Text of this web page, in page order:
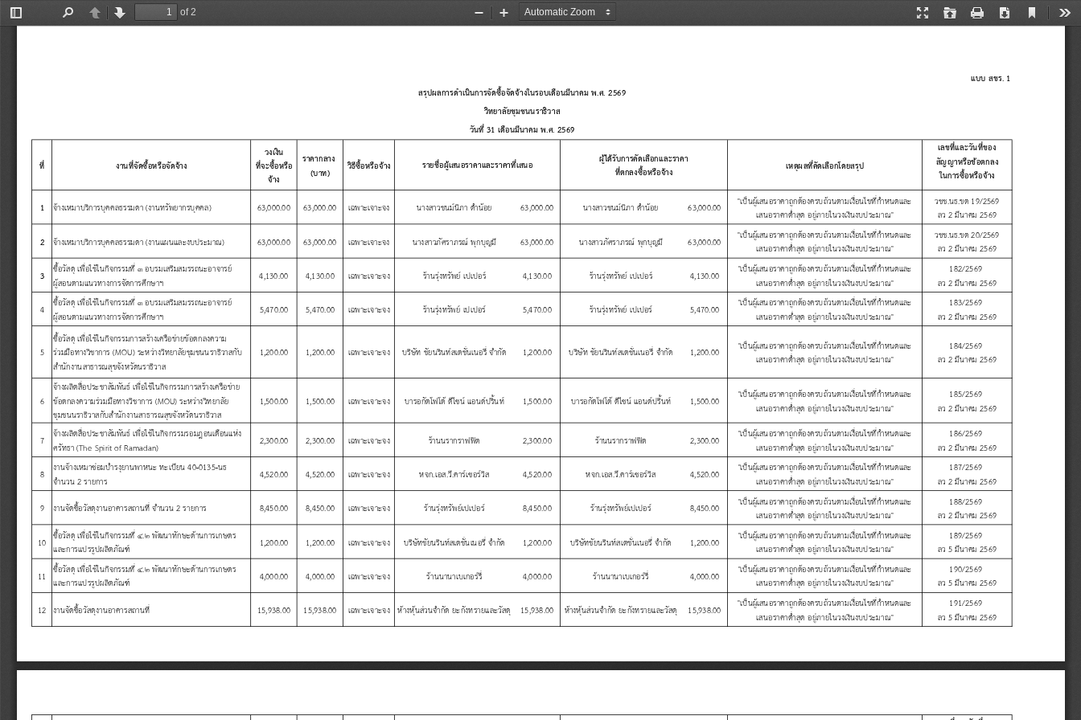
Toggle
PreviousNext
of 2
Presentation
Open Print Download
Current
Zoom
Zoom
แบบ สขร . 1
ท งานทจดซอหรอจดจาง
วงเงน
ทจะซอหรอ
จาง
ราคากลาง
(บาท)
วธซอหรอจาง เหตผลทคดเลอกโดยสรป
เลขทและวนทของ
สญญาหรอขอตกลง
ในการซอหรอจาง
1 จางเหมาบรการบคคลธรรมดา (งานทรพยากรบคคล) 63,000.00 63,000.00 เฉพาะเจาะจง  นางสาวชนมนภา ดานอย 63,000.00 นางสาวชนมนภา ดานอย 63,000.00
"เปนผเสนอราคาถกตองครบถวนตามเงอนไขทกาหนดและ
เสนอราคาตาสด อยภายในวงเงนงบประมาณ"
วชช.นธ.ขต 19/2569
ลว 2 มนาคม 2569
2 จางเหมาบรการบคคลธรรมดา (งานแผนและงบประมาณ) 63,000.00 63,000.00 เฉพาะเจาะจง  นางสาวภศราภรณ พกบญม 63,000.00 นางสาวภศราภรณ พกบญม 63,000.00
"เปนผเสนอราคาถกตองครบถวนตามเงอนไขทกาหนดและ
เสนอราคาตาสด อยภายในวงเงนงบประมาณ"
วชช.นธ.ขต 20/2569
ลว 2 มนาคม 2569
3
ซอวสด เพอใชในกจกรรมท ๓อบรมเสรมสมรรถนะอาจารย
ผสอนตามแนวทางการจดการศกษาฯ
4,130.00 4,130.00 เฉพาะเจาะจง   รานรงทรพย เปเปอร 4,130.00 รานรงทรพย เปเปอร 4,130.00
"เปนผเสนอราคาถกตองครบถวนตามเงอนไขทกาหนดและ
เสนอราคาตาสด อยภายในวงเงนงบประมาณ"
182/2569
ลว 2 มนาคม 2569
4
ซอวสด เพอใชในกจกรรมท ๓อบรมเสรมสมรรถนะอาจารย
ผสอนตามแนวทางการจดการศกษาฯ
5,470.00 5,470.00 เฉพาะเจาะจง   รานรงทรพย เปเปอร 5,470.00 รานรงทรพย เปเปอร 5,470.00
"เปนผเสนอราคาถกตองครบถวนตามเงอนไขทกาหนดและ
เสนอราคาตาสด อยภายในวงเงนงบประมาณ"
183/2569
ลว 2 มนาคม 2569
5
ซอวสด เพอใชในกจกรรมการสรางเครอขายขอตกลงความ
รวมมอทางวชาการ (MOU) ระหวางวทยาลยชมชนนราธวาสกบ
สานกงานสาธารณสขจงหวดนราธวาส
1,200.00 1,200.00 เฉพาะเจาะจง บรษท ชยนรนทสเตชนเนอรจากด 1,200.00 บรษทชยนรนทสเตชนเนอร จากด 1,200.00
"เปนผเสนอราคาถกตองครบถวนตามเงอนไขทกาหนดและ
เสนอราคาตาสด อยภายในวงเงนงบประมาณ"
184/2569
ลว 2 มนาคม 2569
6
จางผลตสอประชาสมพนธ เพอใชในกจกรรมการสรางเครอขาย
ขอตกลงความรวมมอทางวชาการ (MOU) ระหวางวทยาลย
ชมชนนราธวาสกบสานกงานสาธารณสขจงหวดนราธวาส
1,500.00 1,500.00 เฉพาะเจาะจง บารอกตโฟโต ดไซน แอนดปรนท 1,500.00 บารอกตโฟโต ดไซน แอนดปรนท 1,500.00
"เปนผเสนอราคาถกตองครบถวนตามเงอนไขทกาหนดและ
เสนอราคาตาสด อยภายในวงเงนงบประมาณ"
185/2569
ลว 2 มนาคม 2569
7
จางผลตสอประชาสมพนธ เพอใชในกจกรรมรอมฎอนเดอนแหง
ศรทธา (The Spirit of Ramadan)
2,300.00 2,300.00 เฉพาะเจาะจง   รานนรากราฟฟต 2,300.00 รานนรากราฟฟต 2,300.00
"เปนผเสนอราคาถกตองครบถวนตามเงอนไขทกาหนดและ
เสนอราคาตาสด อยภายในวงเงนงบประมาณ"
186/2569
ลว 2 มนาคม 2569
8
งานจางเหมาซอมบารงยานพาหนะ ทะเบยน 40-0135-นธ
จานวน 2 รายการ
4,520.00 4,520.00 เฉพาะเจาะจง   หจก.เอส.ว.คารเซอรวส 4,520.00 หจก.เอส.ว.คารเซอรวส 4,520.00
"เปนผเสนอราคาถกตองครบถวนตามเงอนไขทกาหนดและ
เสนอราคาตาสด อยภายในวงเงนงบประมาณ"
187/2569
ลว 2 มนาคม 2569
9 งานจดซอวสดงานอาคารสถานท จานวน 2 รายการ 8,450.00 8,450.00 เฉพาะเจาะจง   รานรงทรพยเปเปอร 8,450.00 รานรงทรพยเปเปอร 8,450.00
"เปนผเสนอราคาถกตองครบถวนตามเงอนไขทกาหนดและ
เสนอราคาตาสด อยภายในวงเงนงบประมาณ"
188/2569
ลว 2 มนาคม 2569
10
ซอวสด เพอใชในกจกรรมท ๔
.๒พฒนาทกษะดานการเกษตร
และการแปรรปผลตภณฑ
1,200.00 1,200.00 เฉพาะเจาะจง บรษทชยนรนทสเตชนเนอร จากด 1,200.00 บรษทชยนรนทสเตชนเนอร จากด 1,200.00
"เปนผเสนอราคาถกตองครบถวนตามเงอนไขทกาหนดและ
เสนอราคาตาสด อยภายในวงเงนงบประมาณ"
189/2569
ลว 5 มนาคม 2569
11
ซอวสด เพอใชในกจกรรมท ๔
.๒พฒนาทกษะดานการเกษตร
และการแปรรปผลตภณฑ
4,000.00 4,000.00 เฉพาะเจาะจง   รานนานาเบเกอรร 4,000.00 รานนานาเบเกอรร 4,000.00
"เปนผเสนอราคาถกตองครบถวนตามเงอนไขทกาหนดและ
เสนอราคาตาสด อยภายในวงเงนงบประมาณ"
190/2569
ลว 5 มนาคม 2569
12 งานจดซอวสดงานอาคารสถานท 15,938.00 15,938.00 เฉพาะเจาะจง หางหนสวนจากด ยะกงทรายและวสด 15,938.00 หางหนสวนจากด ยะกงทรายและวสด 15,938.00
"เปนผเสนอราคาถกตองครบถวนตามเงอนไขทกาหนดและ
เสนอราคาตาสด อยภายในวงเงนงบประมาณ"
191/2569
ลว 5 มนาคม 2569
วทยาลยชมชนนราธวาส
วนท 31 เดอนมนาคม พ .ศ. 2569
รายชอผเสนอราคาและราคาทเสนอ
ผไดรบการคดเลอกและราคา
ทตกลงซอหรอจาง
สรปผลการดาเนนการจดซอจดจางในรอบเดอนมนาคม พ .ศ. 2569